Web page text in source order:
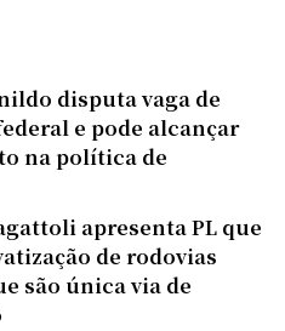
disputa vaga de
e pode alcançar
na política de
apresenta PL que
de rodovias
são única via de